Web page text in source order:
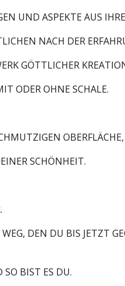
UND ASPEKTE AUS
NACH DER
GÖTTLICHER
ODER OHNE SCHALE.
SCHÖNHEIT.
DEN DU BIS JETZT
BIST ES DU.